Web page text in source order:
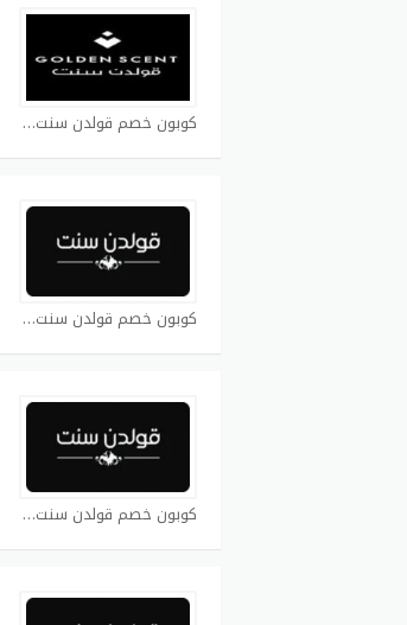
كوبون خصم قولدن سنت كوبون
كوبون خصم قولدن سنت كوبون
كوبون خصم قولدن سنت كوبون